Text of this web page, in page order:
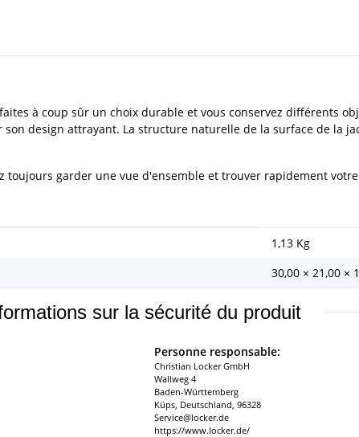
à coup sûr un choix durable et vous conservez différents
design attrayant. La structure naturelle de la surface de la
garder une vue d'ensemble et trouver rapidement
1,13 Kg
30,00 × 21,00 ×
sur la sécurité du produit
Personne responsable:
Christian Locker GmbH
Wallweg 4
Baden-Württemberg
Küps, Deutschland, 96328
Service@locker.de
https://www.locker.de/